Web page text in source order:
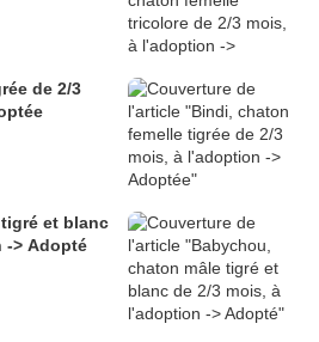
de 2/3
et blanc
-> Adopté